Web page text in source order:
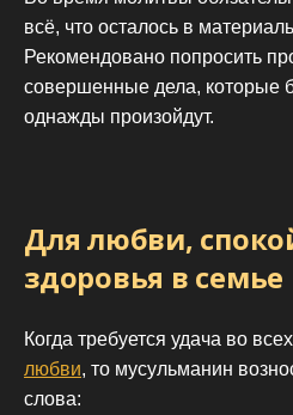
всё, что осталось в
Рекомендовано попросить
совершенные дела,
однажды произойдут.
Для любви,
здоровья в семье
Когда требуется удача во
любви, то мусульманин
слова: